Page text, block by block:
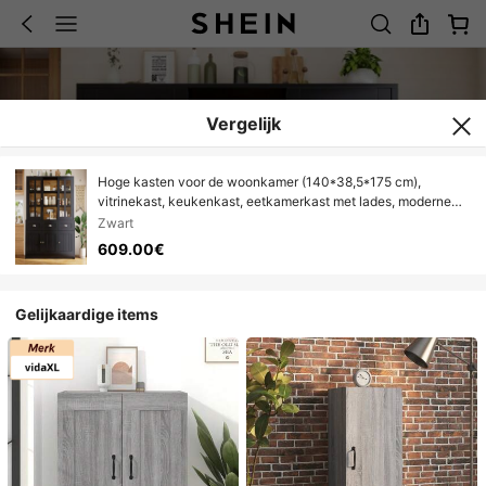
Vergelijk
Hoge kasten voor de woonkamer (140*38,5*175 cm),
vitrinekast, keukenkast, eetkamerkast met lades, moderne
minimalistische hoge kast, vrijstaande vitrinekast voor
keuken, woonkamer, eetkamer, zwart
Zwart
609.00€
Gelijkaardige items